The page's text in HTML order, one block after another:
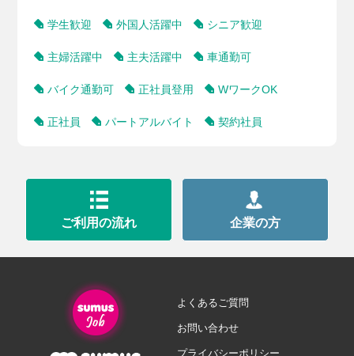
学生歓迎 外国人活躍中 シニア歓迎
主婦活躍中 主夫活躍中 車通勤可
バイク通勤可 正社員登用 WワークOK
正社員 パートアルバイト 契約社員
ご利用の流れ 企業の方
よくあるご質問
お問い合わせ
プライバシーポリシー